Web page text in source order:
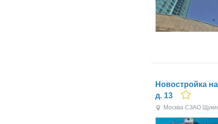
Новостройка
д. 13
Москва СЗАО